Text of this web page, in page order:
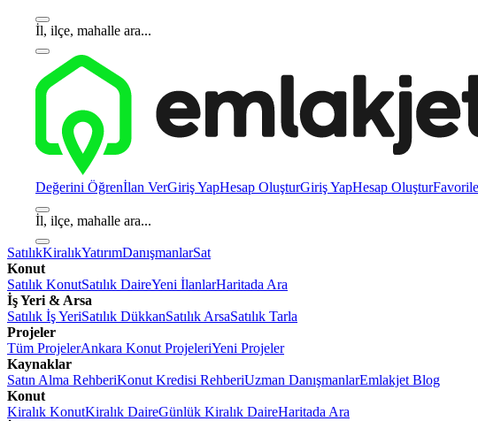
İl, ilçe, mahalle ara...
Değerini Öğrenİlan VerGiriş YapHesap OluşturGiriş YapHesap Oluştur
İl, ilçe, mahalle ara...
SatılıkKiralıkYatırımDanışmanlarSat
Konut
Satılık KonutSatılık DaireYeni İlanlarHaritada Ara
İş Yeri & Arsa
Satılık İş YeriSatılık DükkanSatılık ArsaSatılık Tarla
Projeler
Tüm ProjelerAnkara Konut ProjeleriYeni Projeler
Kaynaklar
Satın Alma RehberiKonut Kredisi RehberiUzman DanışmanlarEmlakjet Blog
Konut
Kiralık KonutKiralık DaireGünlük Kiralık DaireHaritada Ara